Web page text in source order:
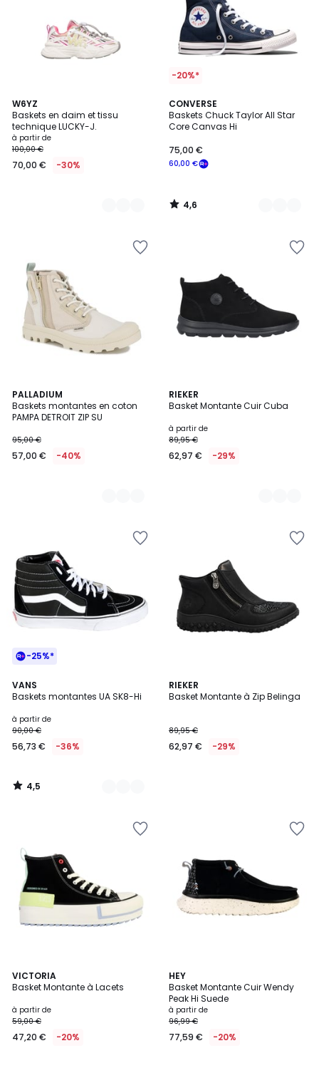
W6YZ
Baskets en daim et tissu
technique LUCKY-J.
à partir de
100,00 €
70,00 € -30%
2
Couleurs
-20%*
CONVERSE
Baskets Chuck Taylor All Star
Core Canvas Hi
60,00 €
75,00 €
4,6
/ 5
7
Couleurs
4,6
/
PALLADIUM
Baskets montantes en coton
PAMPA DETROIT ZIP SU
95,00 €
57,00 € -40%
2
Couleurs
RIEKER
Basket Montante Cuir Cuba
à partir de
89,95 €
62,97 € -29%
2
Couleurs
-25%*
VANS
Baskets montantes UA SK8-Hi
à partir de
90,00 €
56,73 € -36%
4,5
/ 5
2
Couleurs
4,5
/
RIEKER
Basket Montante à Zip Belinga
89,95 €
62,97 € -29%
VICTORIA
Basket Montante à Lacets
à partir de
59,00 €
47,20 € -20%
HEY
Basket Montante Cuir Wendy
Peak Hi Suede
à partir de
96,99 €
77,59 € -20%
2
Couleurs